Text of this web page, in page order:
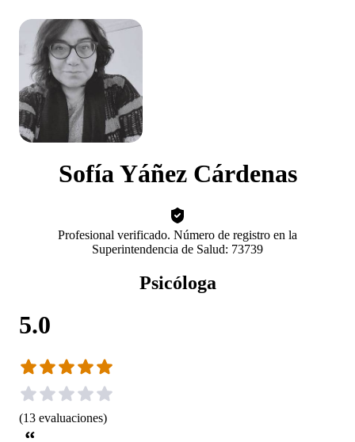
Sofía Yáñez Cárdenas
Profesional verificado. Número de registro en la
Superintendencia de Salud: 73739
Psicóloga
5.0
(13 evaluaciones)